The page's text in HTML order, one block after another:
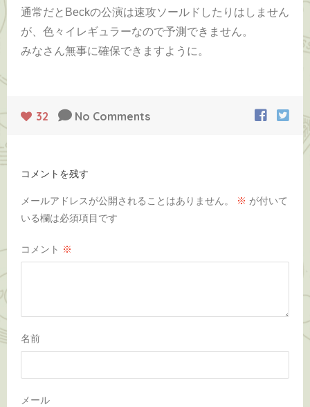
通常だとBeckの公演は速攻ソールドしたりはしません
が、色々イレギュラーなので予測できません。
みなさん無事に確保できますように。
32 No Comments
コメントを残す
メールアドレスが公開されることはありません。 ※ が付いて
いる欄は必須項目です
コメント ※
名前
メール